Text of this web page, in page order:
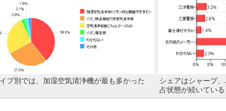
プ別では、加湿空気清浄機が最も多かった
シェアはシャープ
占状態が続いている